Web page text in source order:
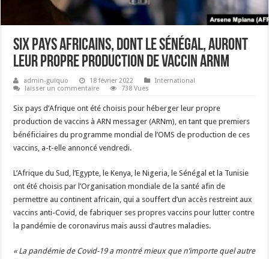
Six pays africains, dont le Sénégal, auront
leur propre production de vaccin ARNm
admin-guiquo 18 février 2022
International
laisser un commentaire
738 Vues
Six pays d’Afrique ont été choisis pour héberger leur propre
production de vaccins à ARN messager (ARNm), en tant que premiers
bénéficiaires du programme mondial de l’OMS de production de ces
vaccins, a-t-elle annoncé vendredi.
L’Afrique du Sud, l’Egypte, le Kenya, le Nigeria, le Sénégal et la Tunisie
ont été choisis par l’Organisation mondiale de la santé afin de
permettre au continent africain, qui a souffert d’un accès restreint aux
vaccins anti-Covid, de fabriquer ses propres vaccins pour lutter contre
la pandémie de coronavirus mais aussi d’autres maladies.
« La pandémie de Covid-19 a montré mieux que n’importe quel autre